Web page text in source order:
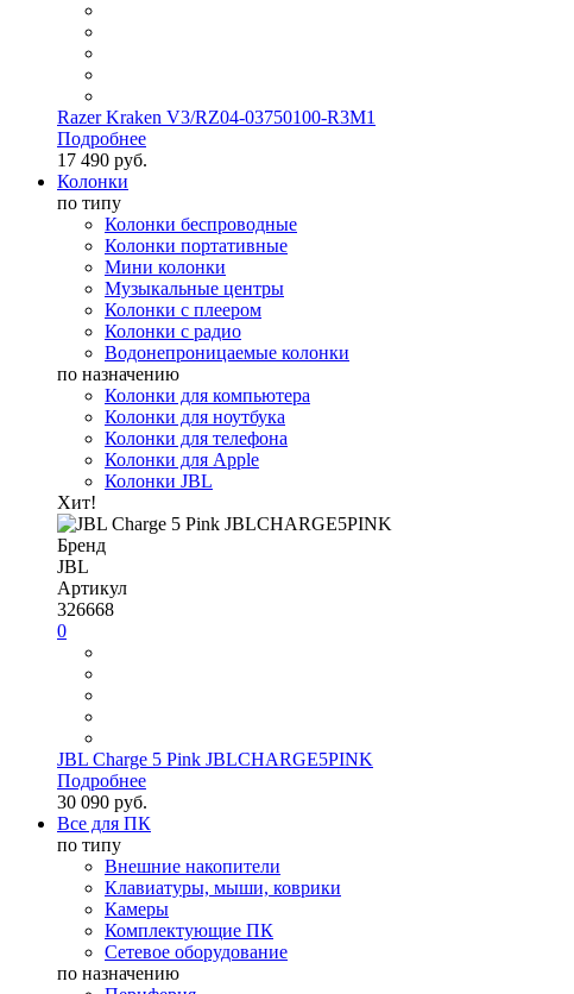
Razer Kraken V3/RZ04-03750100-R3M1
Подробнее
17 490 руб.
Колонки
по типу
Колонки беспроводные
Колонки портативные
Мини колонки
Музыкальные центры
Колонки с плеером
Колонки с радио
Водонепроницаемые колонки
по назначению
Колонки для компьютера
Колонки для ноутбука
Колонки для телефона
Колонки для Apple
Колонки JBL
Хит!
Бренд
JBL
Артикул
326668
0
JBL Charge 5 Pink JBLCHARGE5PINK
Подробнее
30 090 руб.
Все для ПК
по типу
Внешние накопители
Клавиатуры, мыши, коврики
Камеры
Комплектующие ПК
Сетевое оборудование
по назначению